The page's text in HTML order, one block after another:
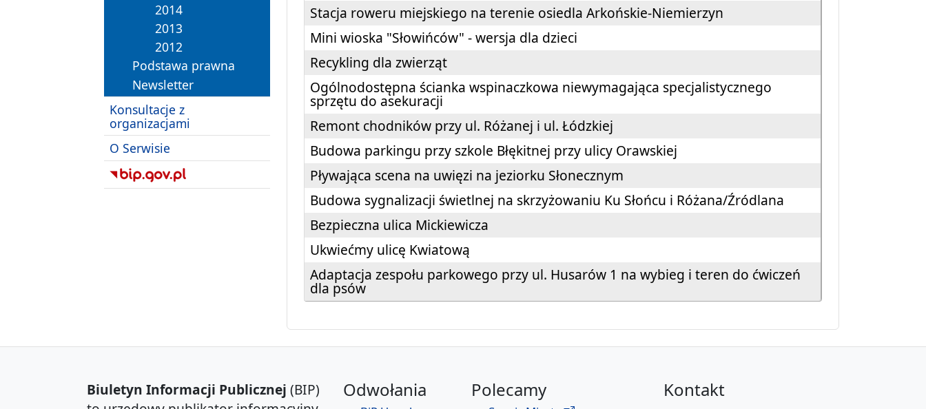
2014
2013
2012
Podstawa prawna
Newsletter
Konsultacje z
organizacjami
O Serwisie
Stacja roweru miejskiego na terenie osiedla Arkońskie-Niemierzyn
Mini wioska "Słowińców" - wersja dla dzieci
Recykling dla zwierząt
Ogólnodostępna ścianka wspinaczkowa niewymagająca specjalistycznego
sprzętu do asekuracji
Remont chodników przy ul. Różanej i ul. Łódzkiej
Budowa parkingu przy szkole Błękitnej przy ulicy Orawskiej
Pływająca scena na uwięzi na jeziorku Słonecznym
Budowa sygnalizacji świetlnej na skrzyżowaniu Ku Słońcu i Różana/Źródlana
Bezpieczna ulica Mickiewicza
Ukwiećmy ulicę Kwiatową
Adaptacja zespołu parkowego przy ul. Husarów 1 na wybieg i teren do ćwiczeń
dla psów
Biuletyn Informacji Publicznej (BIP)
Odwołania Polecamy Kontakt